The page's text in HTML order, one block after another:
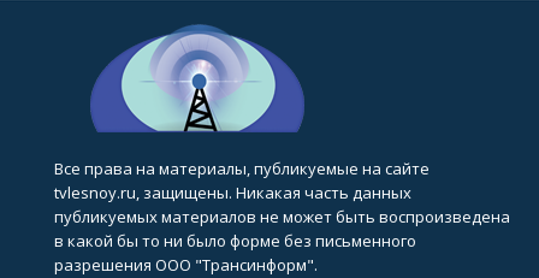
Все права на материалы, публикуемые на сайте
tvlesnoy.ru, защищены. Никакая часть данных
публикуемых материалов не может быть воспроизведена
в какой бы то ни было форме без письменного
разрешения ООО "Трансинформ".